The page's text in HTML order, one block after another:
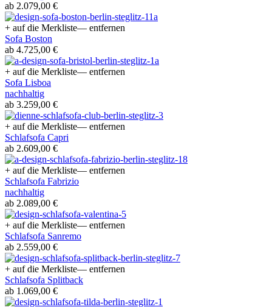
ab 2.079,00 €
+ auf die Merkliste— entfernen
Sofa Boston
ab 4.725,00 €
+ auf die Merkliste— entfernen
Sofa Lisboa
nachhaltig
ab 3.259,00 €
+ auf die Merkliste— entfernen
Schlafsofa Capri
ab 2.609,00 €
+ auf die Merkliste— entfernen
Schlafsofa Fabrizio
nachhaltig
ab 2.089,00 €
+ auf die Merkliste— entfernen
Schlafsofa Sanremo
ab 2.559,00 €
+ auf die Merkliste— entfernen
Schlafsofa Splitback
ab 1.069,00 €